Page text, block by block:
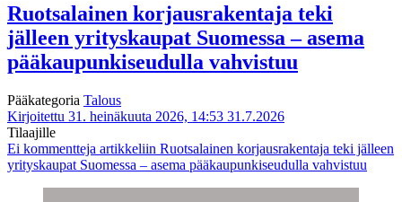
Ruotsalainen korjausrakentaja teki
jälleen yrityskaupat Suomessa – asema
pääkaupunkiseudulla vahvistuu
Pääkategoria Talous
Kirjoitettu 31. heinäkuuta 2026, 14:53 31.7.2026
Tilaajille
Ei kommentteja artikkeliin Ruotsalainen korjausrakentaja teki jälleen
yrityskaupat Suomessa – asema pääkaupunkiseudulla vahvistuu